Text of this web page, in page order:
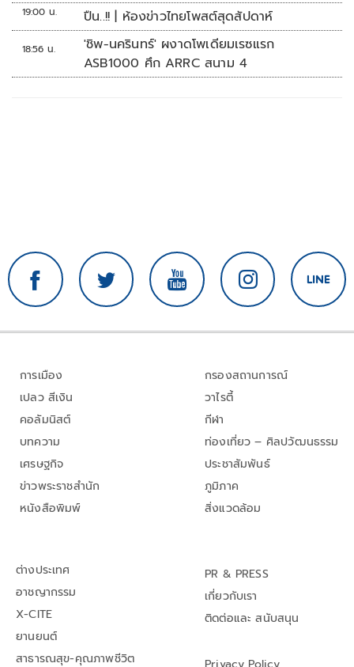
19:00 น. ปืน..!! | ห้องข่าวไทยโพสต์สุดสัปดาห์
18:56 น.
'ชิพ-นครินทร์' ผงาดโพเดียมเรซแรก
ASB1000 ศึก ARRC สนาม 4
การเมือง
เปลว สีเงิน
คอลัมนิสต์
บทความ
เศรษฐกิจ
ข่าวพระราชสำนัก
หนังสือพิมพ์
กรองสถานการณ์
วาไรตี้
กีฬา
ท่องเที่ยว – ศิลปวัฒนธรรม
ประชาสัมพันธ์
ภูมิภาค
สิ่งแวดล้อม
ต่างประเทศ
อาชญากรรม
X-CITE
ยานยนต์
สาธารณสุข-คุณภาพชีวิต
PR & PRESS
เกี่ยวกับเรา
ติดต่อและ สนับสนุน